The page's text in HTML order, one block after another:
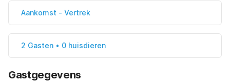
Aankomst - Vertrek
2 Gasten • 0 huisdieren
Gastgegevens